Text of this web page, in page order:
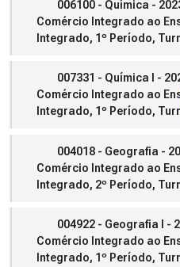
006100 - Química -
Comércio Integrado ao
Integrado, 1º Período,
007331 - Química I -
Comércio Integrado ao
Integrado, 1º Período,
004018 - Geografia -
Comércio Integrado ao
Integrado, 2º Período,
004922 - Geografia I -
Comércio Integrado ao
Integrado, 1º Período,